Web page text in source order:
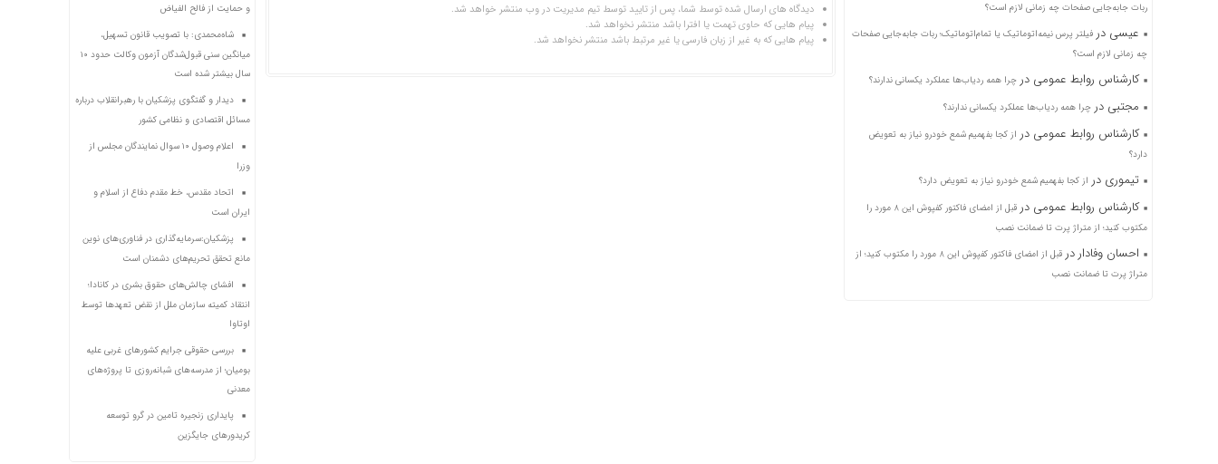
ربات جابه‌جایی صفحات چه زمانی لازم است؟
عیسی در فیلتر پرس نیمه‌اتوماتیک یا تمام‌اتوماتیک؛ ربات جابه‌جایی صفحات
چه زمانی لازم است؟
کارشناس روابط عمومی در چرا همه ردیاب‌ها عملکرد یکسانی ندارند؟
مجتبی در چرا همه ردیاب‌ها عملکرد یکسانی ندارند؟
کارشناس روابط عمومی در از کجا بفهمیم شمع خودرو نیاز به تعویض
دارد؟
تیموری در از کجا بفهمیم شمع خودرو نیاز به تعویض دارد؟
کارشناس روابط عمومی در
قبل از امضای فاکتور کفپوش این ۸ مورد را
مکتوب کنید؛ از متراژ پرت تا ضمانت نصب
احسان وفادار در
قبل از امضای فاکتور کفپوش این ۸ مورد را مکتوب کنید؛ از
متراژ پرت تا ضمانت نصب
دیدگاه های ارسال شده توسط شما، پس از تایید توسط تیم مدیریت در وب منتشر خواهد شد.
پیام هایی که حاوی تهمت یا افترا باشد منتشر نخواهد شد.
پیام هایی که به غیر از زبان فارسی یا غیر مرتبط باشد منتشر نخواهد شد.
و حمایت از فالح الفیاض
شاه‌محمدی: با تصویب قانون تسهیل،
میانگین سنی قبول‌شدگان آزمون وکالت حدود ۱۰
سال بیشتر شده است
دیدار و گفتگوی پزشکیان با رهبرانقلاب درباره
مسائل اقتصادی و نظامی کشور
اعلام وصول ۱۰ سوال نمایندگان مجلس از
وزرا
اتحاد مقدس، خط مقدم دفاع از اسلام و
ایران است
پزشکیان:سرمایه‌گذاری در فناوری‌های نوین
مانع تحقق تحریم‌های دشمنان است
افشای چالش‌های حقوق بشری در کانادا؛
انتقاد کمیته سازمان ملل از نقض تعهد‌ها توسط
اوتاوا
بررسی حقوقی جرایم کشور‌های غربی علیه
بومیان؛ از مدرسه‌های شبانه‌روزی تا پروژه‌های
معدنی
پایداری زنجیره تامین در گرو توسعه
کریدورهای جایگزین